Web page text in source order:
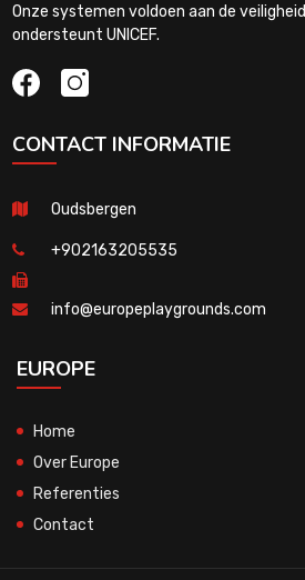
Onze systemen voldoen aan de
ondersteunt UNICEF.
CONTACT INFORMATIE
Oudsbergen
+902163205535
info@europeplaygrounds.com
EUROPE
Home
Over Europe
Referenties
Contact